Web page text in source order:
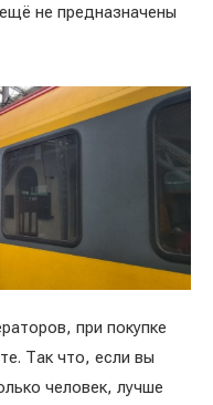
не предназначены
при покупке
Так что, если вы
человек, лучше